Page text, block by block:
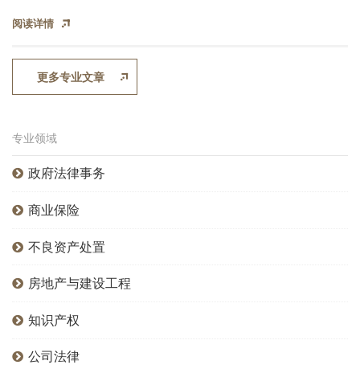
驾驶机动车右转，双方因此发生碰撞。因此，事故责任便成为本案
官能否重新定责？
阅读详情
更多专业文章
专业领域
政府法律事务
商业保险
不良资产处置
房地产与建设工程
知识产权
公司法律